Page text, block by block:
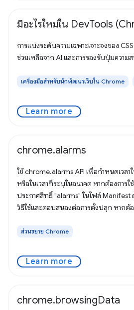
มีอะไรใหม่ใน DevTools
การแบ่งระดับความเฉพาะเจาะจงของ
ช่วยเหลือจาก AI และการรองรับปุ่มความส
เครื่องมือสำหรับนักพัฒนาเว็บใน Chrome
Learn more
chrome.alarms
ใช้ chrome.alarms API เพื่อกำหนดเวลา
หรือในเวลาที่ระบุในอนาคต หากต้องการ
ประกาศสิทธิ์ "alarms" ในไฟล์ Manifest
วิธีใช้และตอบสนองต่อการตั้งปลุก หากต้อ
ส่วนขยาย Chrome
Learn more
chrome.browsingData